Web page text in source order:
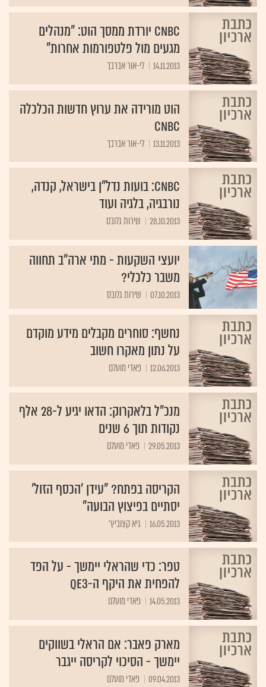
CNBC יורדת ממסך הוט: "מנהלים
מגעים מול פלטפורמות אחרות"
14.11.2013 לי-אור אברבך
הוט מורידה את ערוץ חדשות הכלכלה
CNBC
13.11.2013 לי-אור אברבך
CNBC: בועות נדל"ן בישראל, קנדה,
נורבגיה, בלגיה ועוד
28.10.2013 שירות גלובס
יועצי השקעות - מתי ארה"ב תחווה
משבר כלכלי?
07.10.2013 שירות גלובס
נחשף: סוחרים מקבלים מידע מוקדם
על נתון מאקרו חשוב
12.06.2013 פאדי מועלם
מנכ"ל בלאקרוק: הדאו יגיע ל-28 אלף
נקודות תוך 6 שנים
29.05.2013 פאדי מועלם
הקריסה בפתח? "עידן 'הכסף הזול'
יסתיים בפיצוץ הבועה"
16.05.2013 גיא קצוביץ'
טפר: כדי שהראלי יימשך - על הפד
להפחית את היקף ה-QE3
14.05.2013 פאדי מועלם
מארק פאבר: אם הראלי בשווקים
יימשך - הסיכוי לקריסה ייגבר
09.04.2013 פאדי מועלם